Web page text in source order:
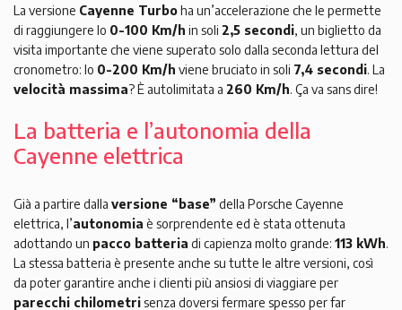
La versione Cayenne Turboha un’accelerazione che le permette
di raggiungere lo 0-100 Km/h in soli 2,5 secondi, un biglietto da
visita importante che viene superato solo dalla seconda lettura del
cronometro: lo 0-200 Km/h viene bruciato in soli 7,4 secondi. La
velocità massima? È autolimitata a 260 Km/h. Ça va sans dire!
La batteria e l’autonomia della
Cayenne elettrica
Già a partire dalla versione “base” della Porsche Cayenne
elettrica, l’autonomia è sorprendente ed è stata ottenuta
adottando un pacco batteria di capienza molto grande: 113 kWh.
La stessa batteria è presente anche su tutte le altre versioni, così
da poter garantire anche i clienti più ansiosi di viaggiare per
parecchi chilometrisenza doversi fermare spesso per far